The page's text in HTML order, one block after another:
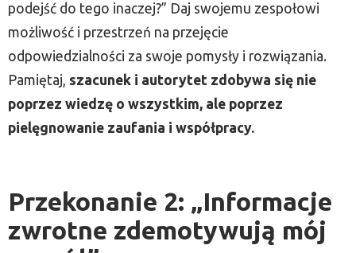
podejść do tego inaczej?” Daj swojemu zespołowi
możliwość i przestrzeń na przejęcie
odpowiedzialności za swoje pomysły i rozwiązania.
Pamiętaj, szacunek i autorytet zdobywa się nie
poprzez wiedzę o wszystkim, ale poprzez
pielęgnowanie zaufania i współpracy.
Przekonanie 2: „Informacje
zwrotne zdemotywują mój